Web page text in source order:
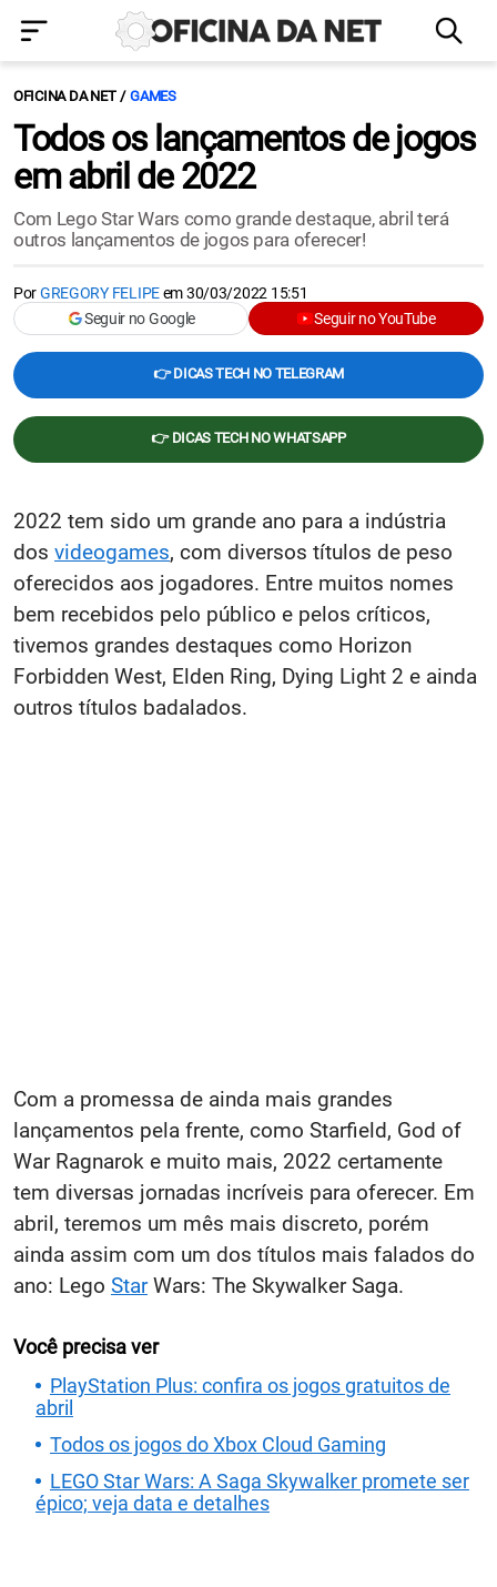
OFICINA DA NET GAMES
Todos os lançamentos de jogos
em abril de 2022
Com Lego Star Wars como grande destaque, abril terá
outros lançamentos de jogos para oferecer!
PorGREGORY FELIPEem30/03/2022 15:51
Seguir no Google
Seguir no YouTube
👉 DICAS TECH NO TELEGRAM
👉 DICAS TECH NO WHATSAPP
2022 tem sido um grande ano para a indústria
dos videogames, com diversos títulos de peso
oferecidos aos jogadores. Entre muitos nomes
bem recebidos pelo público e pelos críticos,
tivemos grandes destaques como Horizon
Forbidden West, Elden Ring, Dying Light 2 e ainda
outros títulos badalados.
Com a promessa de ainda mais grandes
lançamentos pela frente, como Starfield, God of
War Ragnarok e muito mais, 2022 certamente
tem diversas jornadas incríveis para oferecer. Em
abril, teremos um mês mais discreto, porém
ainda assim com um dos títulos mais falados do
ano: Lego StarWars: The Skywalker Saga.
Você precisa ver
PlayStation Plus: confira os jogos gratuitos de
abril
Todos os jogos do Xbox Cloud Gaming
LEGO Star Wars: A Saga Skywalker promete ser
épico; veja data e detalhes